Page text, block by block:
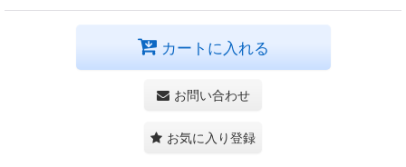
カートに入れる
お問い合わせ
お気に入り登録